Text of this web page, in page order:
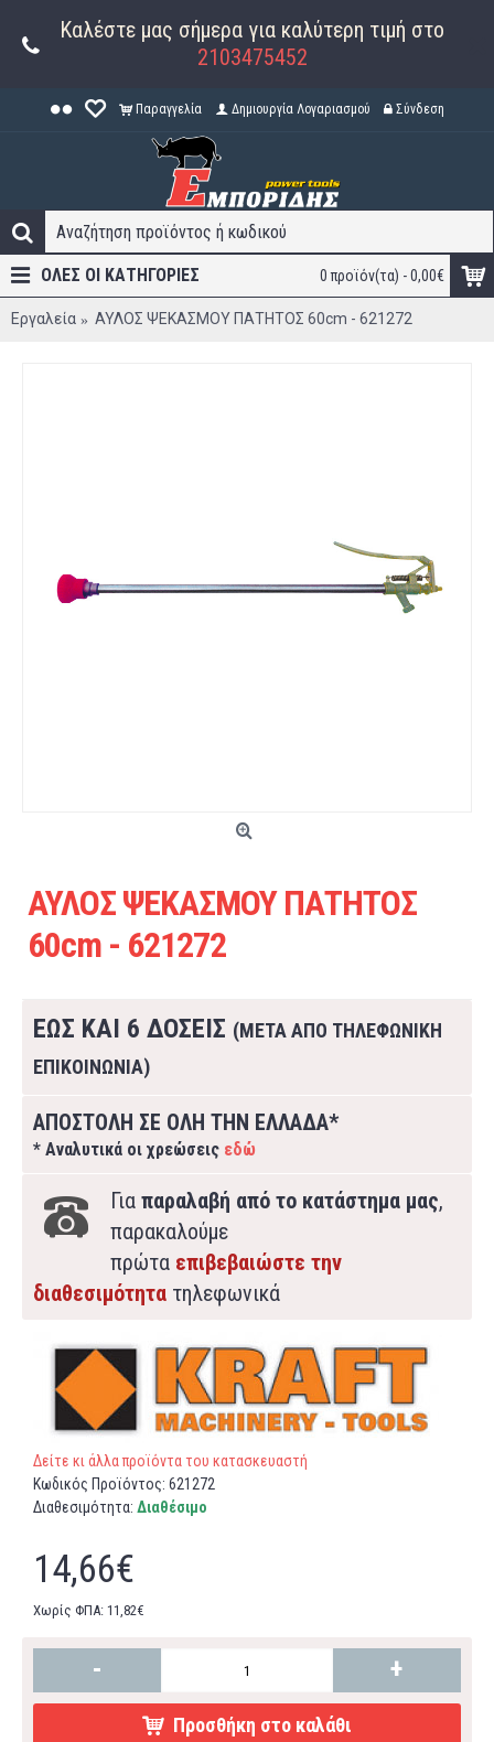
Καλέστε μας σήμερα για καλύτερη τιμή στο
2103475452
Παραγγελία Δημιουργία Λογαριασμού Σύνδεση
0 προϊόν(τα) - 0,00€
ΟΛΕΣ ΟΙ ΚΑΤΗΓΟΡΊΕΣ
Εργαλεία ΑΥΛΟΣ ΨΕΚΑΣΜΟΥ ΠΑΤΗΤΟΣ 60cm - 621272
ΑΥΛΟΣ ΨΕΚΑΣΜΟΥ ΠΑΤΗΤΟΣ
60cm - 621272
ΕΩΣ ΚΑΙ 6 ΔΟΣΕΙΣ (ΜΕΤΑ ΑΠΟ ΤΗΛΕΦΩΝΙΚΗ
ΕΠΙΚΟΙΝΩΝΙΑ)
ΑΠΟΣΤΟΛΗ ΣΕ ΟΛΗ ΤΗΝ ΕΛΛΑΔΑ*
* Αναλυτικά οι χρεώσεις εδώ
Για παραλαβή από το κατάστημα μας,
παρακαλούμε
πρώτα επιβεβαιώστε την
διαθεσιμότητα τηλεφωνικά
Δείτε κι άλλα προϊόντα του κατασκευαστή
Κωδικός Προϊόντος: 621272
Διαθεσιμότητα: Διαθέσιμο
14,66€
Χωρίς ΦΠΑ: 11,82€
- +
Προσθήκη στο καλάθι